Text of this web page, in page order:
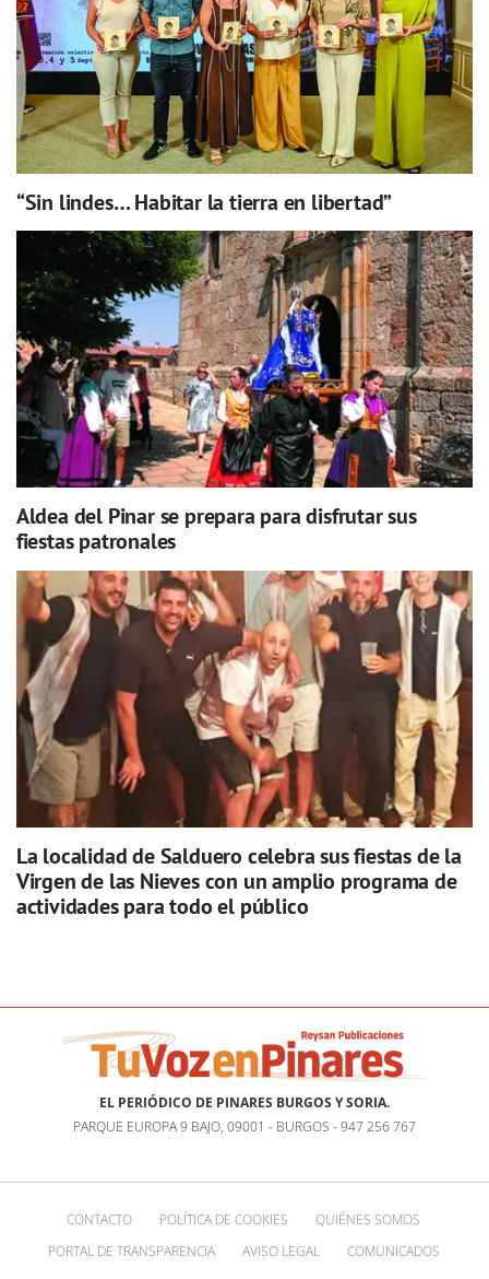
“Sin lindes… Habitar la tierra en libertad”
Aldea del Pinar se prepara para disfrutar sus
fiestas patronales
La localidad de Salduero celebra sus fiestas de la
Virgen de las Nieves con un amplio programa de
actividades para todo el público
EL PERIÓDICO DE PINARES BURGOS Y SORIA.
PARQUE EUROPA 9 BAJO, 09001 - BURGOS - 947 256 767
CONTACTO POLÍTICA DE COOKIES
QUIÉNES SOMOS
PORTAL DE TRANSPARENCIA
AVISO LEGAL COMUNICADOS